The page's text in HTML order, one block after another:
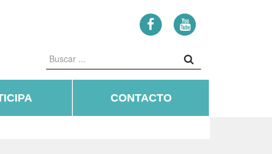
CONTACTO